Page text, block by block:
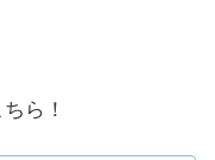
ら！